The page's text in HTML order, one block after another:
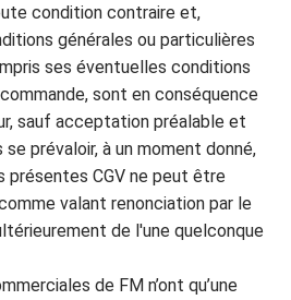
condition contraire et,
générales ou particulières
ses éventuelles conditions
sont en conséquence
sauf acceptation préalable et
prévaloir, à un moment donné,
présentes CGV ne peut être
valant renonciation par le
de l'une quelconque
de FM n’ont qu’une